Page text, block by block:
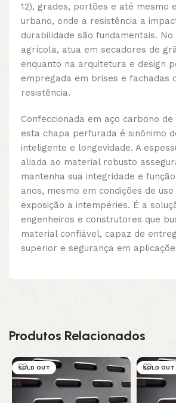
12), grades, portões e até mesmo
urbano, onde a resistência a
durabilidade são fundamentais. No
agrícola, atua em secadores de
enquanto na arquitetura e design
empregada em brises e fachadas
resistência.
Confeccionada em aço carbono
esta chapa perfurada é sinônimo
inteligente e longevidade. A
aliada ao material robusto
mantenha sua integridade e
anos, mesmo em condições de
exposição a intempéries. É a
engenheiros e construtores que
material confiável, capaz de
superior e segurança em
Produtos Relacionados
SOLD OUT SOLD OUT